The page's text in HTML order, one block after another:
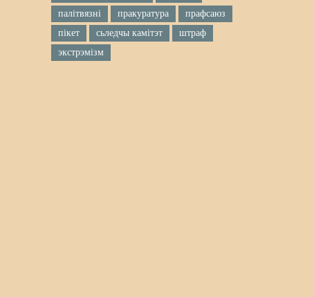
палітвязні
пракуратура
прафсаюз
пікет
сьледчы камітэт
штраф
экстрэмізм